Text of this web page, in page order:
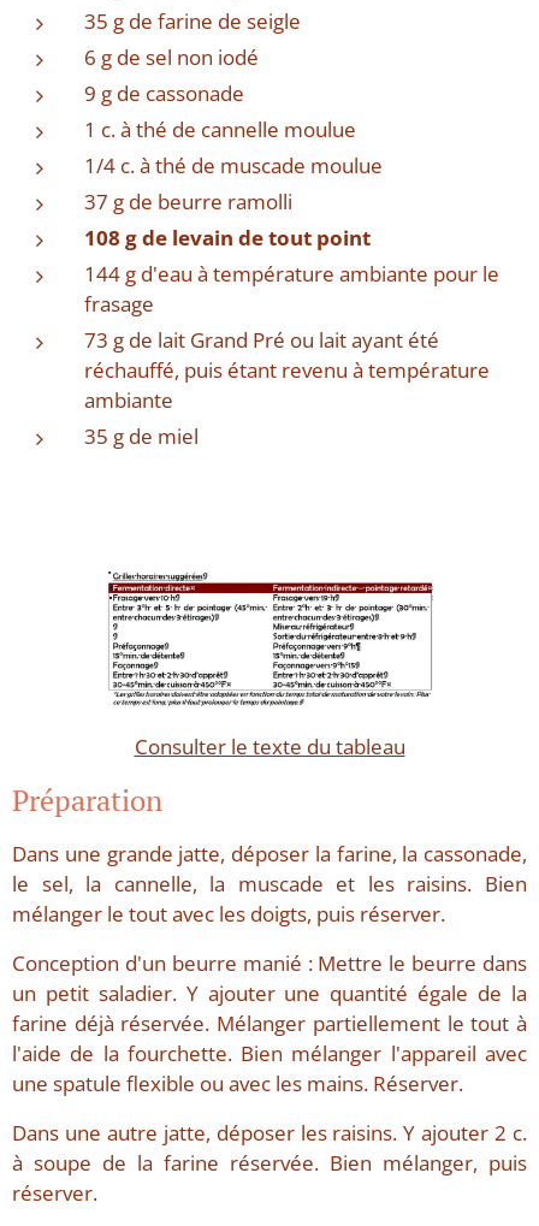
35 g de farine de seigle
6 g de sel non iodé
9 g de cassonade
1 c. à thé de cannelle moulue
1/4 c. à thé de muscade moulue
37 g de beurre ramolli
108 g de levain de tout point
144 g d'eau à température ambiante pour le
frasage
73 g de lait Grand Pré ou lait ayant été
réchauffé, puis étant revenu à température
ambiante
35 g de miel
Consulter le texte du tableau
Préparation
Dans une grande jatte, déposer la farine, la cassonade,
le sel, la cannelle, la muscade et les raisins. Bien
mélanger le tout avec les doigts, puis réserver.
Conception d'un beurre manié : Mettre le beurre dans
un petit saladier. Y ajouter une quantité égale de la
farine déjà réservée. Mélanger partiellement le tout à
l'aide de la fourchette. Bien mélanger l'appareil avec
une spatule flexible ou avec les mains. Réserver.
Dans une autre jatte, déposer les raisins. Y ajouter 2 c.
à soupe de la farine réservée. Bien mélanger, puis
réserver.